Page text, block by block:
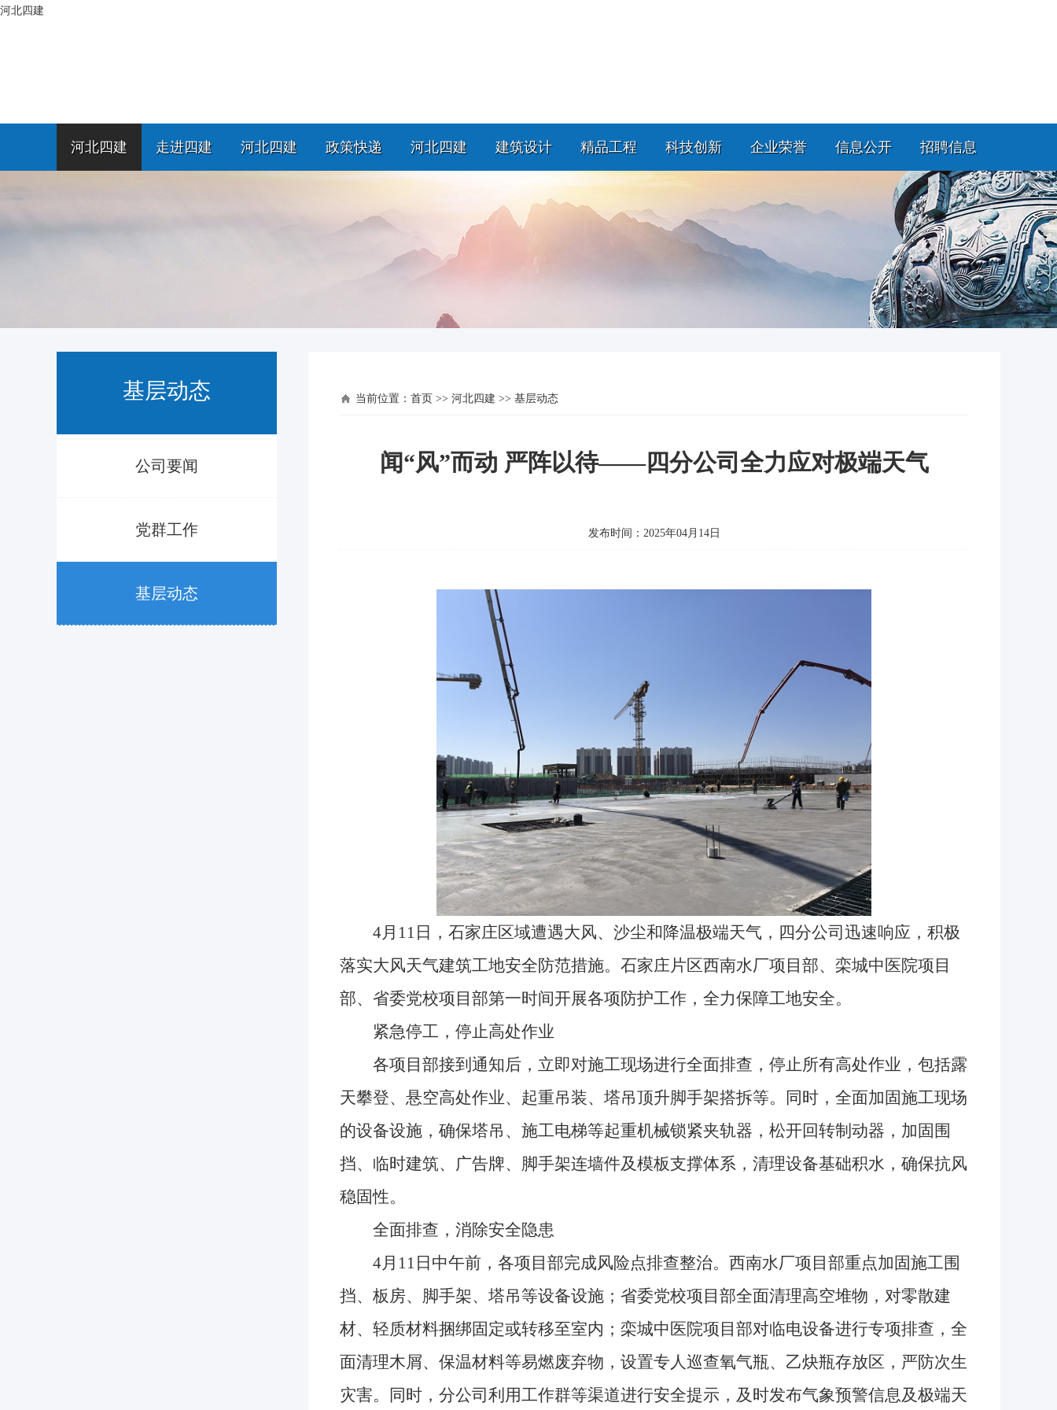
河北四建
河北四建 走进四建 河北四建 政策快递 河北四建 建筑设计 精品工程 科技创新 企业荣誉 信息公开 招聘信息
基层动态
公司要闻
党群工作
基层动态
当前位置： 首页 >> 河北四建 >> 基层动态
闻“风”而动 严阵以待——四分公司全力应对极端天气
发布时间：2025年04月14日
4月11日，石家庄区域遭遇大风、沙尘和降温极端天气，四分公司迅速响应，积极
落实大风天气建筑工地安全防范措施。石家庄片区西南水厂项目部、栾城中医院项目
部、省委党校项目部第一时间开展各项防护工作，全力保障工地安全。
紧急停工，停止高处作业
各项目部接到通知后，立即对施工现场进行全面排查，停止所有高处作业，包括露
天攀登、悬空高处作业、起重吊装、塔吊顶升脚手架搭拆等。同时，全面加固施工现场
的设备设施，确保塔吊、施工电梯等起重机械锁紧夹轨器，松开回转制动器，加固围
挡、临时建筑、广告牌、脚手架连墙件及模板支撑体系，清理设备基础积水，确保抗风
稳固性。
全面排查，消除安全隐患
4月11日中午前，各项目部完成风险点排查整治。西南水厂项目部重点加固施工围
挡、板房、脚手架、塔吊等设备设施；省委党校项目部全面清理高空堆物，对零散建
材、轻质材料捆绑固定或转移至室内；栾城中医院项目部对临电设备进行专项排查，全
面清理木屑、保温材料等易燃废弃物，设置专人巡查氧气瓶、乙炔瓶存放区，严防次生
灾害。同时，分公司利用工作群等渠道进行安全提示，及时发布气象预警信息及极端天